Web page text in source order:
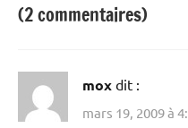
(2 commentaires)
mox dit :
mars 19, 2009 à